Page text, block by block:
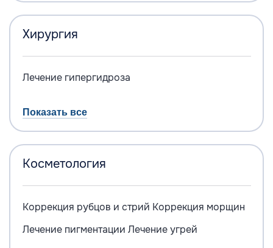
Хирургия
Лечение гипергидроза
Показать все
Косметология
Коррекция рубцов и стрий Коррекция морщин
Лечение пигментации Лечение угрей